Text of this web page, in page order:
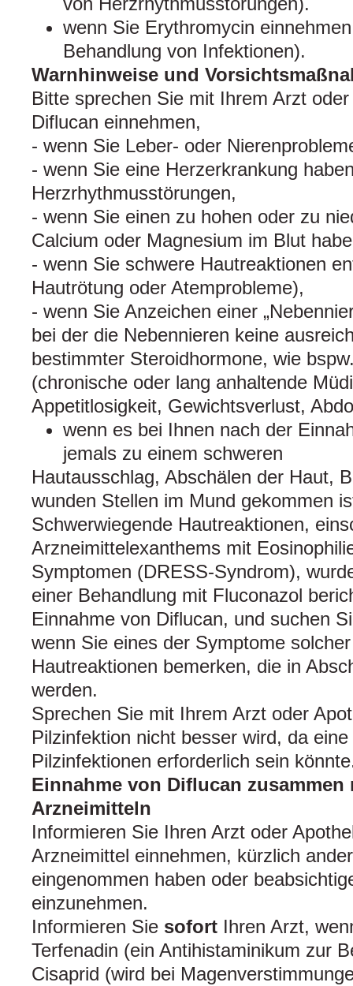
wenn Sie Erythromycin
Behandlung von Infektionen).
Warnhinweise und
Bitte sprechen Sie mit Ihrem Arzt
Diflucan einnehmen,
- wenn Sie Leber- oder
- wenn Sie eine Herzerkrankung
Herzrhythmusstörungen,
- wenn Sie einen zu hohen oder zu
Calcium oder Magnesium im Blut
- wenn Sie schwere Hautreaktionen
Hautrötung oder Atemprobleme),
- wenn Sie Anzeichen einer
bei der die Nebennieren keine
bestimmter Steroidhormone, wie
(chronische oder lang anhaltende
Appetitlosigkeit, Gewichtsverlust,
wenn es bei Ihnen nach der
jemals zu einem schweren
Hautausschlag, Abschälen der Haut,
wunden Stellen im Mund gekommen
Schwerwiegende Hautreaktionen,
Arzneimittelexanthems mit
Symptomen (DRESS-Syndrom),
einer Behandlung mit Fluconazol
Einnahme von Diflucan, und suchen
wenn Sie eines der Symptome
Hautreaktionen bemerken, die in
werden.
Sprechen Sie mit Ihrem Arzt oder
Pilzinfektion nicht besser wird, da
Pilzinfektionen erforderlich sein
Einnahme von Diflucan zusammen
Arzneimitteln
Informieren Sie Ihren Arzt oder
Arzneimittel einnehmen, kürzlich
eingenommen haben oder
einzunehmen.
Informieren Sie sofort Ihren Arzt,
Terfenadin (ein Antihistaminikum zur
Cisaprid (wird bei